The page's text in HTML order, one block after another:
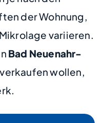
der Wohnung,
variieren.
Bad Neuenahr-
verkaufen wollen,